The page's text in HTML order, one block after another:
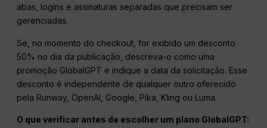
abas, logins e assinaturas separadas que precisam ser
gerenciadas.
Se, no momento do checkout, for exibido um desconto
50% no dia da publicação, descreva-o como uma
promoção GlobalGPT e indique a data da solicitação. Esse
desconto é independente de qualquer outro oferecido
pela Runway, OpenAI, Google, Pika, Kling ou Luma.
O que verificar antes de escolher um plano GlobalGPT: